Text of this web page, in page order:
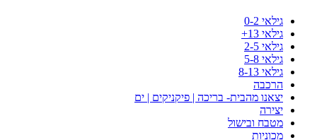
גילאי 0-2
גילאי 13+
גילאי 2-5
גילאי 5-8
גילאי 8-13
הרכבה
יצאנו מהבית- בריכה | פיקניקים | ים
יצירה
מטבח ובישול
מכוניות